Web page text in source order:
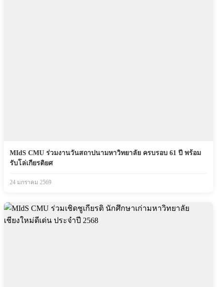
MIdS CMU ร่วมงานวันสถาปนามหาวิทยาลัย ครบรอบ 61 ปี พร้อม
รับโล่เกียรติยศ
24 มกราคม 2569